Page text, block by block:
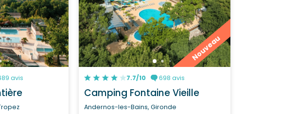
avis
Nouveau
7.7/10 698 avis
Camping Fontaine Vieille
Andernos-les-Bains, Gironde